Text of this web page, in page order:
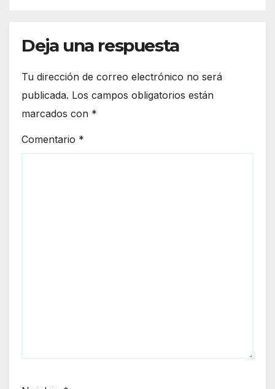
Deja una respuesta
Tu dirección de correo electrónico no será
publicada. Los campos obligatorios están
marcados con *
Comentario *